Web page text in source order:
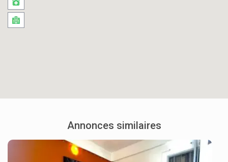
Annonces similaires